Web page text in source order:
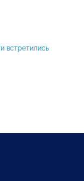
встретились